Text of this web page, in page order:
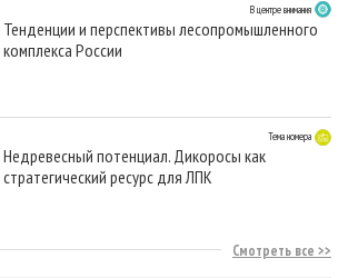
В центре внимания
Тенденции и перспективы лесопромышленного
комплекса России
Тема номера
Недревесный потенциал. Дикоросы как
стратегический ресурс для ЛПК
Смотреть все